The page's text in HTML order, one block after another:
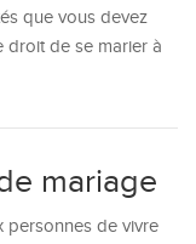
que vous devez
droit de se marier à
mariage
personnes de vivre